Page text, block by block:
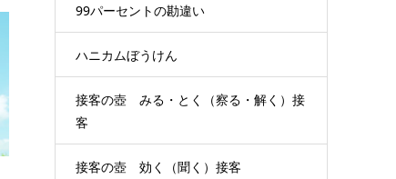
99パーセントの勘違い
ハニカムぼうけん
接客の壺 みる・とく（察る・解く）接
客
接客の壺 効く（聞く）接客